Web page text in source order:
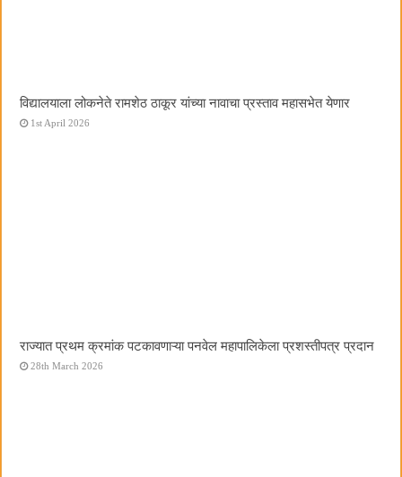
विद्यालयाला लोकनेते रामशेठ ठाकूर यांच्या नावाचा प्रस्ताव महासभेत येणार
1st April 2026
राज्यात प्रथम क्रमांक पटकावणाऱ्या पनवेल महापालिकेला प्रशस्तीपत्र प्रदान
28th March 2026